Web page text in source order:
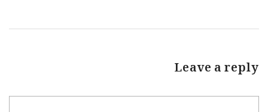
Leave a reply